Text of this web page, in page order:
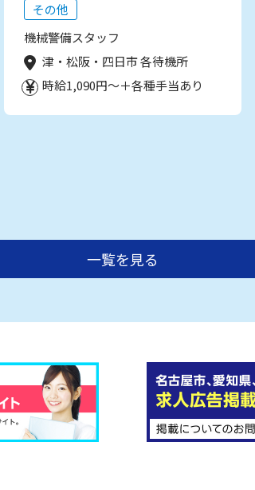
その他
機械警備スタッフ
津・松阪・四日市 各待機所
時給1,090円～＋各種手当あり
一覧を見る